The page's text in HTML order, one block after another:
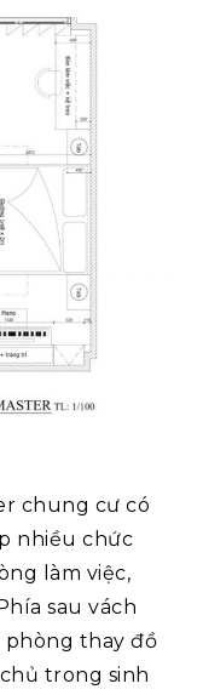
chung cư có
nhiều chức
làm việc,
sau vách
phòng thay đồ
trong sinh